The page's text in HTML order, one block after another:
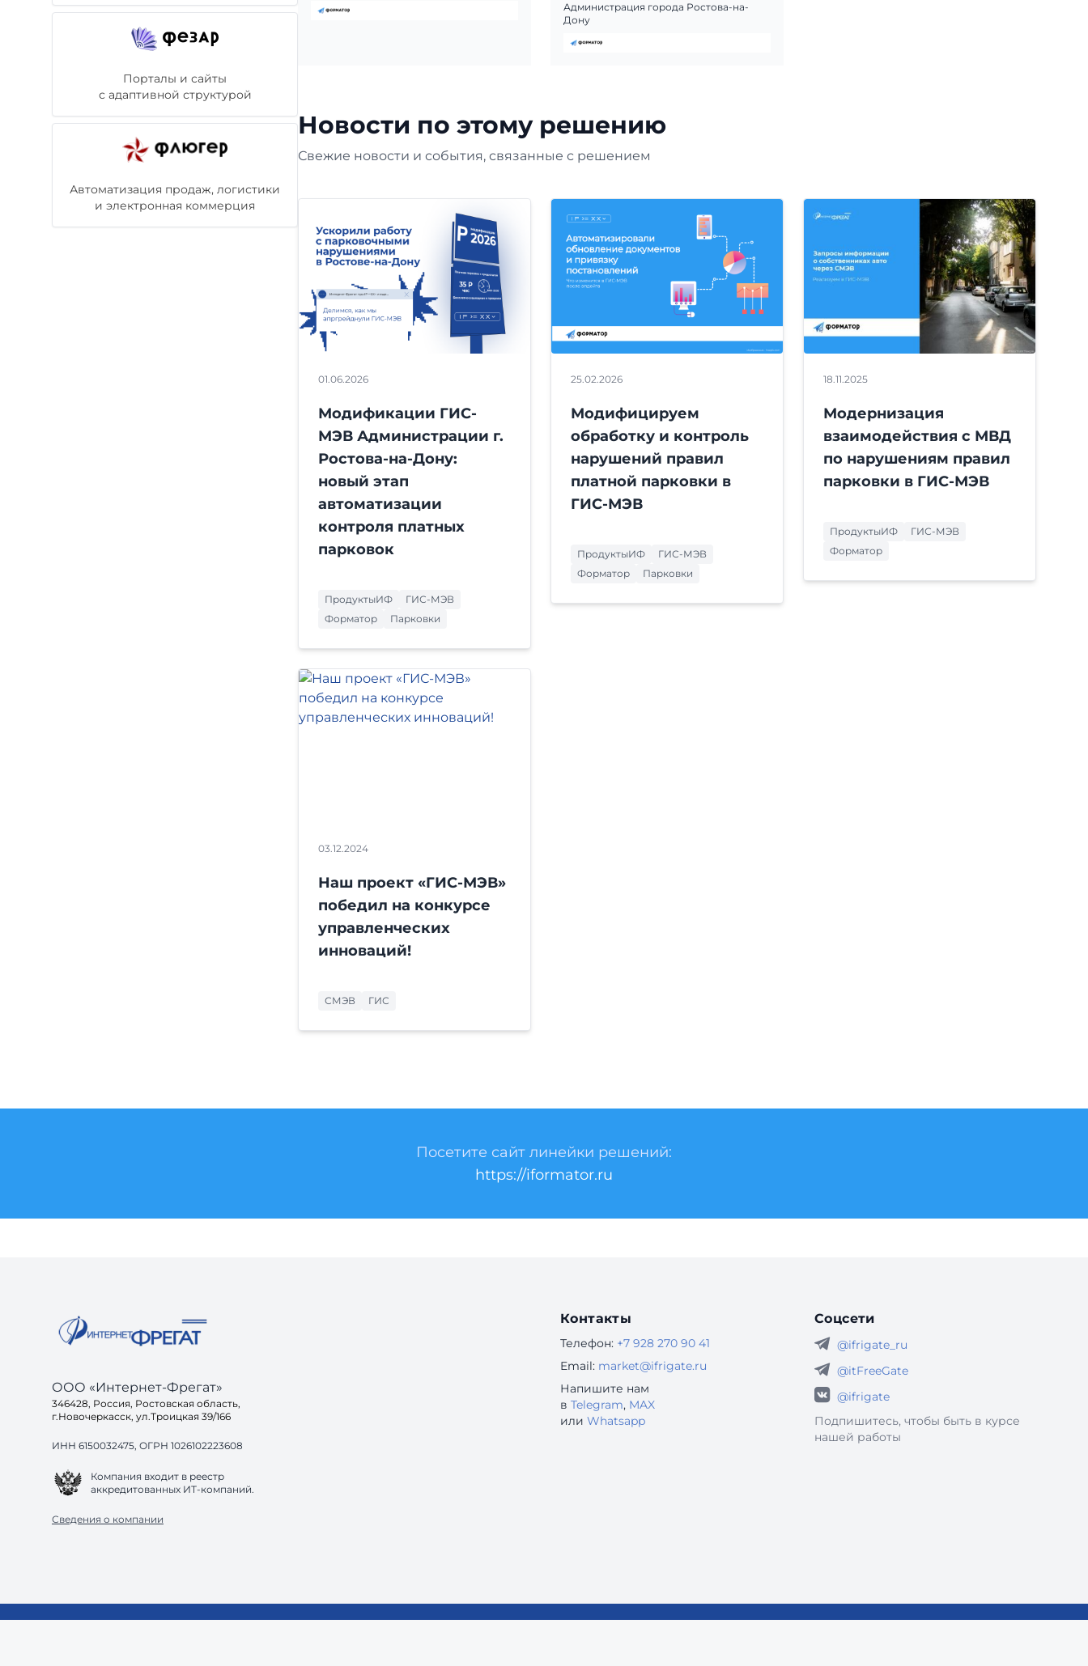
Порталы и сайты
с адаптивной структурой
Автоматизация продаж, логистики
и электронная коммерция
Администрация города Ростова-на-
Дону
Новости по этому решению
Свежие новости и события, связанные с решением
01.06.2026
Модификации ГИС-
МЭВ Администрации г.
Ростова-на-Дону:
новый этап
автоматизации
контроля платных
парковок
ПродуктыИФ
ГИС-МЭВ
Форматор
Парковки
25.02.2026
Модифицируем
обработку и контроль
нарушений правил
платной парковки в
ГИС-МЭВ
ПродуктыИФ
ГИС-МЭВ
Форматор
Парковки
18.11.2025
Модернизация
взаимодействия с МВД
по нарушениям правил
парковки в ГИС-МЭВ
ПродуктыИФ
ГИС-МЭВ
Форматор
03.12.2024
Наш проект «ГИС-МЭВ»
победил на конкурсе
управленческих
инноваций!
СМЭВ ГИС
Посетите сайт линейки решений:
https://iformator.ru
ООО «Интернет-Фрегат»
346428, Россия, Ростовская область,
г.Новочеркасск, ул.Троицкая 39/166
ИНН 6150032475, ОГРН 1026102223608
Компания входит в реестр
аккредитованных ИТ-компаний.
Сведения о компании
Контакты
Телефон: +7 928 270 90 41
Email: market@ifrigate.ru
Напишите нам
в Telegram, MAX
или Whatsapp
Соцсети
@ifrigate_ru
@itFreeGate
@ifrigate
Подпишитесь, чтобы быть в курсе
нашей работы